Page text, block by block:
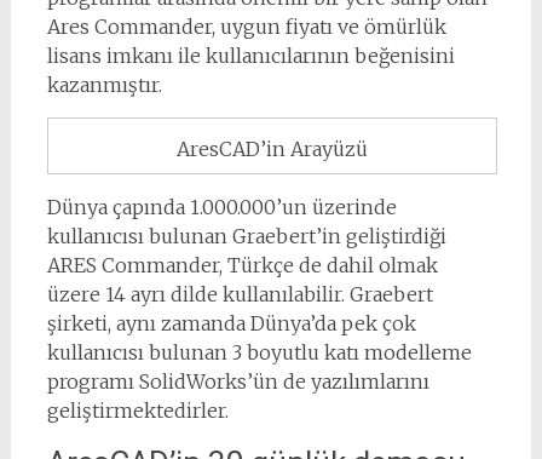
Ares Commander, uygun fiyatı ve ömürlük
lisans imkanı ile kullanıcılarının beğenisini
kazanmıştır.
AresCAD’in Arayüzü
Dünya çapında 1.000.000’un üzerinde
kullanıcısı bulunan Graebert’in geliştirdiği
ARES Commander, Türkçe de dahil olmak
üzere 14 ayrı dilde kullanılabilir. Graebert
şirketi, aynı zamanda Dünya’da pek çok
kullanıcısı bulunan 3 boyutlu katı modelleme
programı SolidWorks’ün de yazılımlarını
geliştirmektedirler.